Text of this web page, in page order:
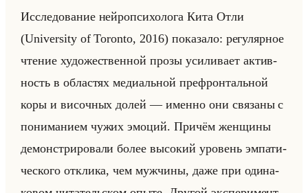
Ис­сле­до­ва­ние нейро­пси­хо­ло­га Кита Отли
(University of Toronto, 2016) по­ка­за­ло: ре­гу­ляр­ное
чте­ние ху­до­же­ствен­ной прозы уси­ли­ва­ет ак­тив­
ность в об­ла­стях ме­ди­альной пре­фрон­тальной
коры и ви­соч­ных долей — имен­но они свя­за­ны с
по­ни­ма­ни­ем чужих эмо­ций. При­чём жен­щи­ны
де­мон­стри­ро­ва­ли более вы­со­кий уро­вень эм­па­ти­
че­ско­го от­кли­ка, чем муж­чи­ны, даже при оди­на­